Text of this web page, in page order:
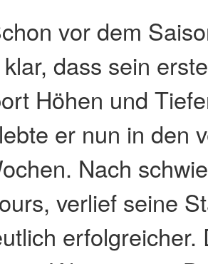
vor dem
dass sein
Höhen und
er nun in den
Nach
verlief seine